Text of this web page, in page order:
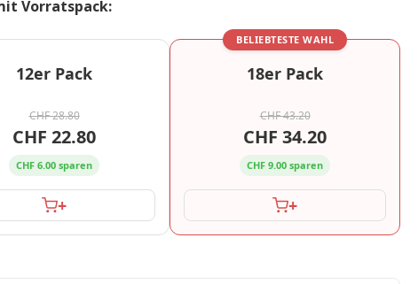
Vorratspack:
12er Pack
CHF 28.80
CHF 22.80
CHF 6.00 sparen
+
BELIEBTESTE WAHL
18er Pack
CHF 43.20
CHF 34.20
CHF 9.00 sparen
+